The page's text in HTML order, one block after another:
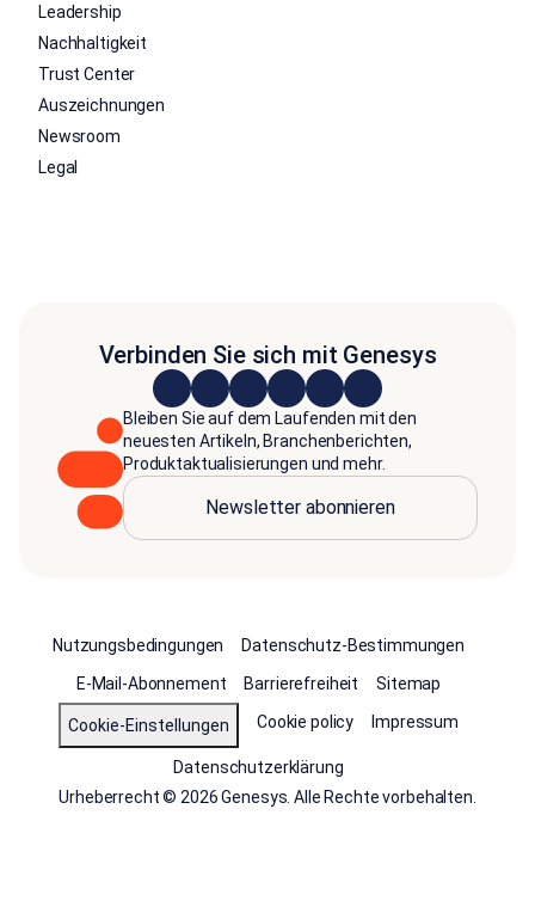
Leadership
Nachhaltigkeit
Trust Center
Auszeichnungen
Newsroom
Legal
Verbinden Sie sich mit Genesys
Bleiben Sie auf dem Laufenden mit den
neuesten Artikeln, Branchenberichten,
Produktaktualisierungen und mehr.
Newsletter abonnieren
Nutzungsbedingungen
Datenschutz-Bestimmungen
E-Mail-Abonnement
Barrierefreiheit Sitemap
Cookie-Einstellungen Cookie policy Impressum
Datenschutzerklärung
Urheberrecht © 2026 Genesys. Alle Rechte vorbehalten.